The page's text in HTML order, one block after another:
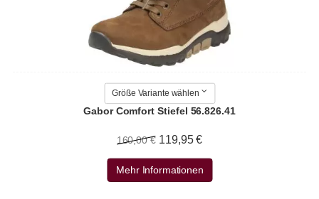
Größe Variante wählen
Gabor Comfort Stiefel 56.826.41
160,00 € 119,95 €
Mehr Informationen